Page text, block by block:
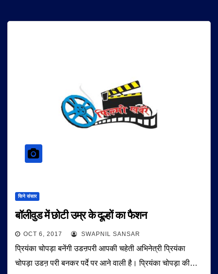
सिने संसार
बॉलीवुड में छोटी उम्र के दूल्हों का फैशन
OCT 6, 2017 SWAPNIL SANSAR
प्रियंका चोपड़ा बनेंगी उडऩपरी आपकी चहेती अभिनेत्री प्रियंका
चोपड़ा उडऩ परी बनकर पर्दे पर आने वाली है। प्रियंका चोपड़ा की…